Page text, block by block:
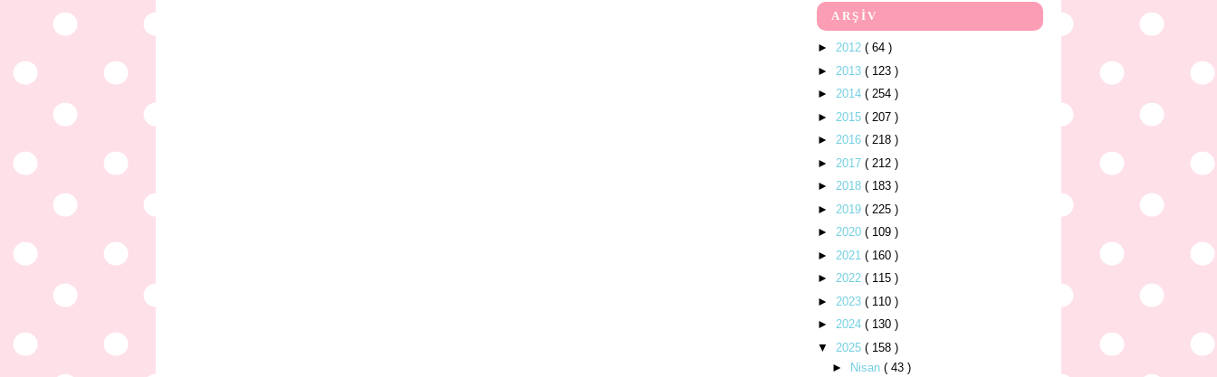
ARŞİV
► 2012 ( 64 )
► 2013 ( 123 )
► 2014 ( 254 )
► 2015 ( 207 )
► 2016 ( 218 )
► 2017 ( 212 )
► 2018 ( 183 )
► 2019 ( 225 )
► 2020 ( 109 )
► 2021 ( 160 )
► 2022 ( 115 )
► 2023 ( 110 )
► 2024 ( 130 )
▼ 2025 ( 158 )
►
Nisan ( 43 )